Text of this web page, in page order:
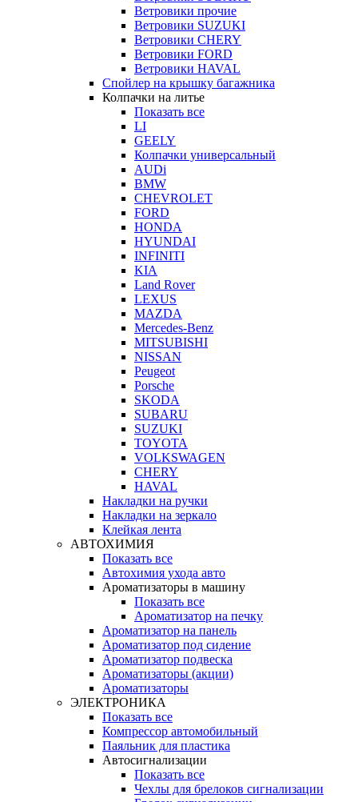
Ветровики прочие
Ветровики SUZUKI
Ветровики CHERY
Ветровики FORD
Ветровики HAVAL
Спойлер на крышку багажника
Колпачки на литье
Показать все
LI
GEELY
Колпачки универсальный
AUDi
BMW
CHEVROLET
FORD
HONDA
HYUNDAI
INFINITI
KIA
Land Rover
LEXUS
MAZDA
Mercedes-Benz
MITSUBISHI
NISSAN
Peugeot
Porsche
SKODA
SUBARU
SUZUKI
TOYOTA
VOLKSWAGEN
CHERY
HAVAL
Накладки на ручки
Накладки на зеркало
Клейкая лента
АВТОХИМИЯ
Показать все
Автохимия ухода авто
Ароматизаторы в машину
Показать все
Ароматизатор на печку
Ароматизатор на панель
Ароматизатор под сидение
Ароматизатор подвеска
Ароматизаторы (акции)
Ароматизаторы
ЭЛЕКТРОНИКА
Показать все
Компрессор автомобильный
Паяльник для пластика
Автосигнализации
Показать все
Чехлы для брелоков сигнализации